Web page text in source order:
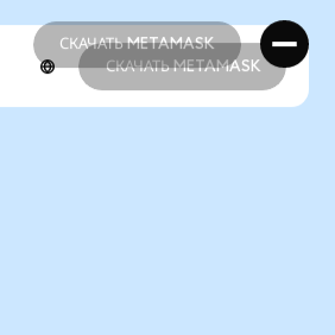
СКАЧАТЬ METAMASK
СКАЧАТЬ METAMASK
СКАЧАТЬ METAMASK